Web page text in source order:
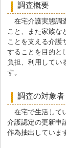
調査概要
在宅介護実態調
こと、また家族な
ことを支える介護
することを目的と
負担、利用してい
す。
調査の対象者
在宅で生活して
介護認定の更新申
作為抽出していま